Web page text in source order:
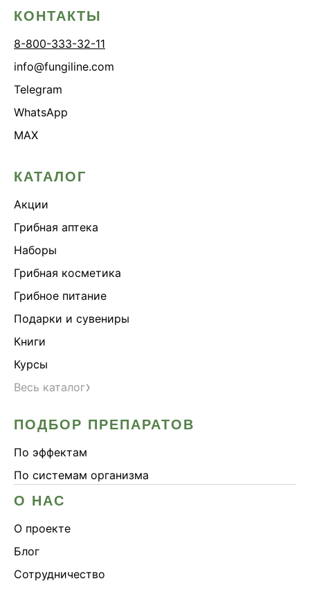
КОНТАКТЫ
8-800-333-32-11
info@fungiline.com
Telegram
WhatsApp
MAX
КАТАЛОГ
Акции
Грибная аптека
Наборы
Грибная косметика
Грибное питание
Подарки и сувениры
Книги
Курсы
Весь каталог›
ПОДБОР ПРЕПАРАТОВ
По эффектам
По системам организма
О НАС
О проекте
Блог
Сотрудничество